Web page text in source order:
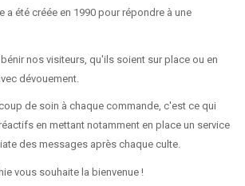
a été créée en 1990 pour répondre à une
nos visiteurs, qu'ils soient sur place ou en
dévouement.
de soin à chaque commande, c'est ce qui
en mettant notamment en place un service
des messages après chaque culte.
vous souhaite la bienvenue !